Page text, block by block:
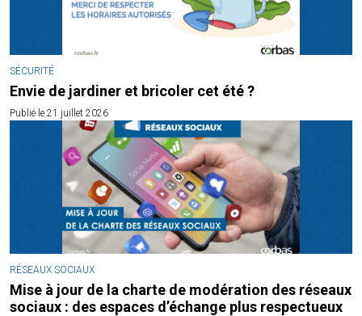
SÉCURITÉ
Envie de jardiner et bricoler cet été ?
Publié le 21 juillet 2026
RÉSEAUX SOCIAUX
Mise à jour de la charte de modération des réseaux
sociaux : des espaces d’échange plus respectueux